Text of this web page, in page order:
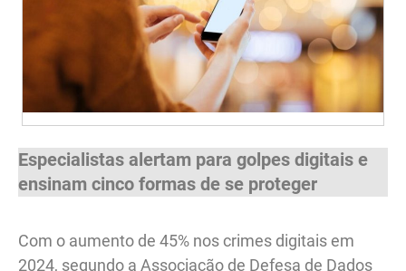
Especialistas alertam para golpes digitais e
ensinam cinco formas de se proteger
Com o aumento de 45% nos crimes digitais em
2024, segundo a Associação de Defesa de Dados